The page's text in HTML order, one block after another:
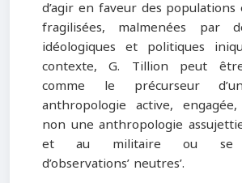
d’agir en faveur des
fragilisées, malmenées par
idéologiques et politiques
contexte, G. Tillion peut
comme le précurseur
anthropologie active,
non une anthropologie
et au militaire ou se
d’observations’ neutres’.